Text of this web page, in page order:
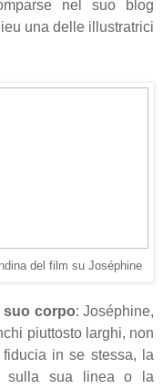
nel suo blog
una delle illustratrici
del film su Joséphine
suo corpo: Joséphine,
piuttosto larghi, non
in se stessa, la
sulla sua linea o la